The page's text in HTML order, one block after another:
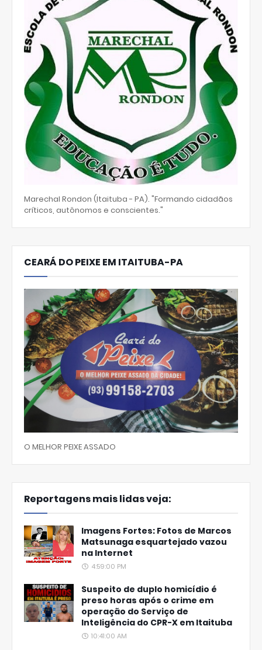
Marechal Rondon (Itaituba - PA). "Formando cidadãos
críticos, autônomos e conscientes."
CEARÁ DO PEIXE EM ITAITUBA-PA
O MELHOR PEIXE ASSADO
Reportagens mais lidas veja:
Imagens Fortes: Fotos de Marcos
Matsunaga esquartejado vazou
na Internet
4:59:00 PM
Suspeito de duplo homicídio é
preso horas após o crime em
operação do Serviço de
Inteligência do CPR-X em Itaituba
10:41:00 AM